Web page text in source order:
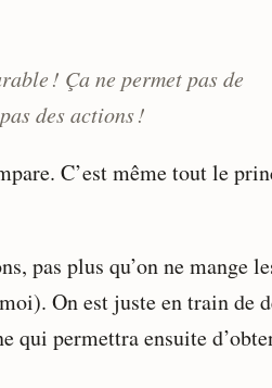
! Ça ne permet pas de
des actions !
C’est même tout le
pas plus qu’on ne mange
On est juste en train de
qui permettra ensuite